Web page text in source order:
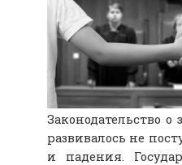
Законодательство
развивалось не
и падения.